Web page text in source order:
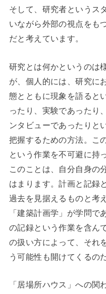
そして、研究者というス
いながら外部の視点をも
だと考えています。
研究とは何かというのは
が、個人的には、研究に
態とともに現象を語ると
ったり、実験であったり
ンタビューであったりと
把握するための方法。こ
という作業を不可避に持
このことは、自分自身の
はまります。計画と記録
過去を見据えるものと考
「建築計画学」が学問
の記録という作業を含ん
の扱い方によって、それ
う可能性も開けてくるの
「居場所ハウス」への関